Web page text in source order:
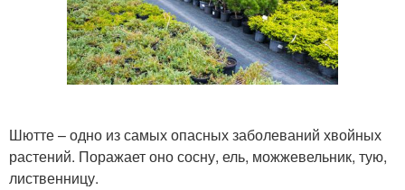
Шютте – одно из самых опасных заболеваний хвойных
растений. Поражает оно сосну, ель, можжевельник, тую,
лиственницу.